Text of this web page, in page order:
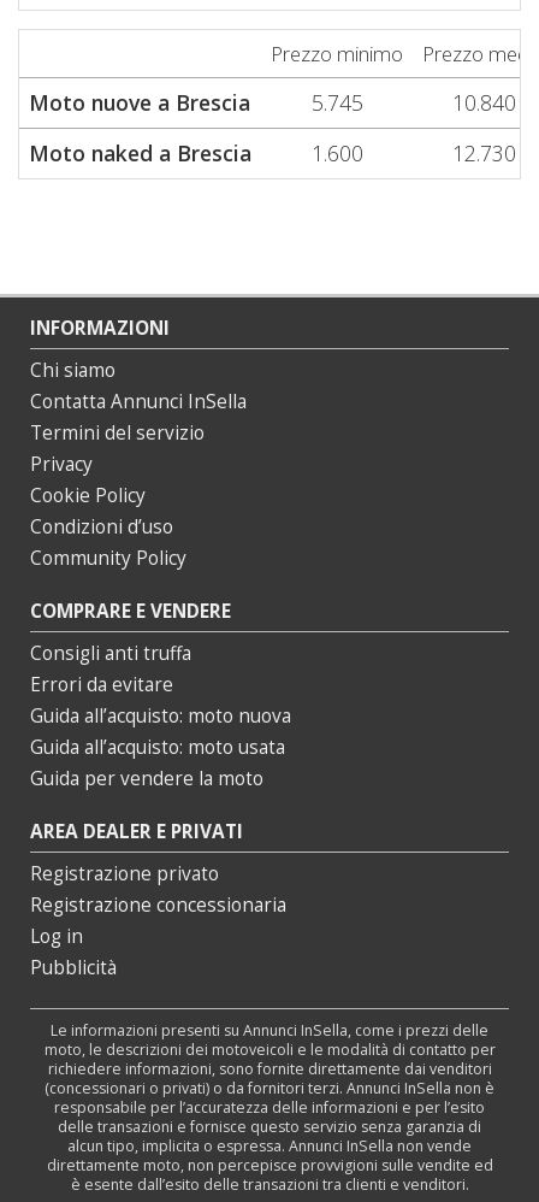
Prezzo minimo Prezzo
Moto nuove a Brescia 5.745
10.840
Moto naked a Brescia
1.600 12.730
INFORMAZIONI
Chi siamo
Contatta Annunci InSella
Termini del servizio
Privacy
Cookie Policy
Condizioni d’uso
Community Policy
COMPRARE E VENDERE
Consigli anti truffa
Errori da evitare
Guida all’acquisto: moto nuova
Guida all’acquisto: moto usata
Guida per vendere la moto
AREA DEALER E PRIVATI
Registrazione privato
Registrazione concessionaria
Log in
Pubblicità
Le informazioni presenti su Annunci InSella, come i prezzi delle
moto, le descrizioni dei motoveicoli e le modalità di contatto per
richiedere informazioni, sono fornite direttamente dai venditori
(concessionari o privati) o da fornitori terzi. Annunci InSella non è
responsabile per l’accuratezza delle informazioni e per l’esito
delle transazioni e fornisce questo servizio senza garanzia di
alcun tipo, implicita o espressa. Annunci InSella non vende
direttamente moto, non percepisce provvigioni sulle vendite ed
è esente dall’esito delle transazioni tra clienti e venditori.